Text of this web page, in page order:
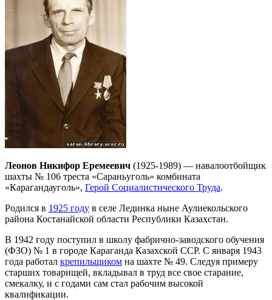
Леонов Никифор Еремеевич (1925-1989) — навалоотбойщик
шахты № 106 треста «Сараньуголь» комбината
«Карагандауголь», Герой Социалистического Труда.
Родился в 1925 году в селе Лединка ныне Аулиекольского
района Костанайской области Республики Казахстан.
В 1942 году поступил в школу фабрично-заводского обучения
(ФЗО) № 1 в городе Караганда Казахской ССР. С января 1943
года работал крепильщиком на шахте № 49. Следуя примеру
старших товарищей, вкладывал в труд все свое старание,
смекалку, и с годами сам стал рабочим высокой
квалификации.